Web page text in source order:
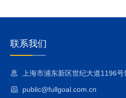
因此可能受到影响。本基金管理人
特定风险。
2、股指期货投资风险
大风险、强制平仓风险等。
3、国债期货投资风险
联系我们
上海市浦东新区世纪大道1196
public@fullgoal.com.cn